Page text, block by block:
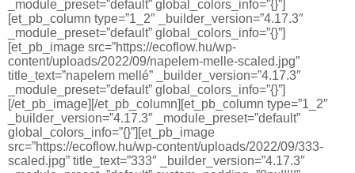
_module_preset=”default” global_colors_info=”{}”]
[et_pb_column type=”1_2″ _builder_version=”4.17.3″
_module_preset=”default” global_colors_info=”{}”]
[et_pb_image src=”https://ecoflow.hu/wp-
content/uploads/2022/09/napelem-melle-scaled.jpg”
title_text=”napelem mellé” _builder_version=”4.17.3″
_module_preset=”default” global_colors_info=”{}”]
[/et_pb_image][/et_pb_column][et_pb_column type=”1_2″
_builder_version=”4.17.3″ _module_preset=”default”
global_colors_info=”{}”][et_pb_image
src=”https://ecoflow.hu/wp-content/uploads/2022/09/333-
scaled.jpg” title_text=”333″ _builder_version=”4.17.3″